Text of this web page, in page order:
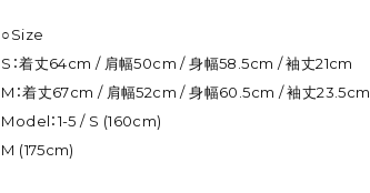
○Size
S：着丈64cm / 肩幅50cm / 身幅58.5cm / 袖丈21cm
M：着丈67cm / 肩幅52cm / 身幅60.5cm / 袖丈23.5cm
Model：1-5 / S (160cm)
M (175cm)